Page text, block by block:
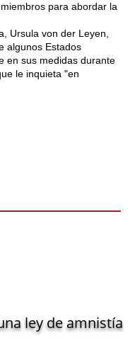
para abordar la
Ursula von der Leyen,
algunos Estados
en sus medidas durante
le inquieta "en
ley de amnistía